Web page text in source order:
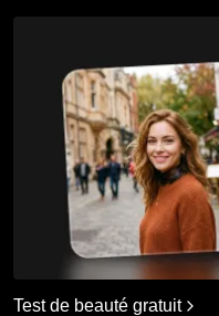
Test de beauté gratuit